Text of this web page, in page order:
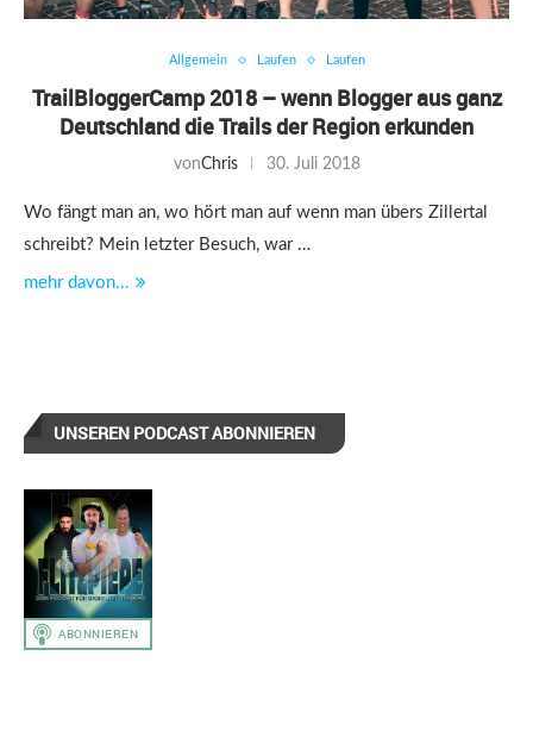
Allgemein Laufen Laufen
TrailBloggerCamp 2018 – wenn Blogger aus ganz
Deutschland die Trails der Region erkunden
vonChris 30. Juli 2018
Wo fängt man an, wo hört man auf wenn man übers Zillertal
schreibt? Mein letzter Besuch, war …
mehr davon...
UNSEREN PODCAST ABONNIEREN